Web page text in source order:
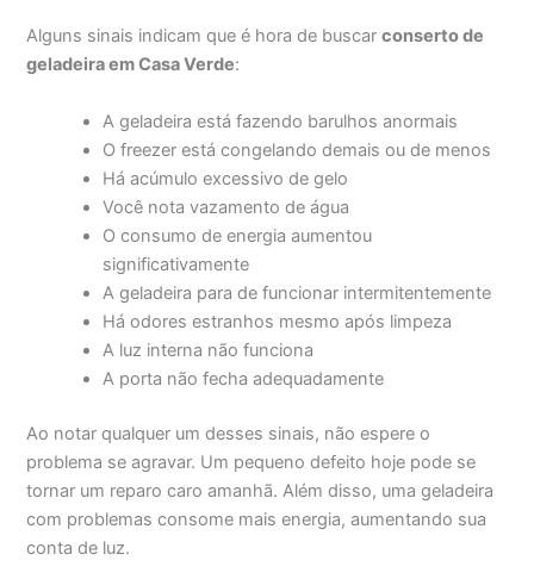
Alguns sinais indicam que é hora de buscarconserto de
geladeira em Casa Verde:
A geladeira está fazendo barulhos anormais
O freezer está congelando demais ou de menos
Há acúmulo excessivo de gelo
Você nota vazamento de água
O consumo de energia aumentou
significativamente
A geladeira para de funcionar intermitentemente
Há odores estranhos mesmo após limpeza
A luz interna não funciona
A porta não fecha adequadamente
Ao notar qualquer um desses sinais, não espere o
problema se agravar. Um pequeno defeito hoje pode se
tornar um reparo caro amanhã. Além disso, uma geladeira
com problemas consome mais energia, aumentando sua
conta de luz.